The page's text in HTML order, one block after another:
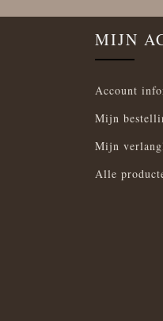
MIJN
Account
Mijn
Mijn
Alle